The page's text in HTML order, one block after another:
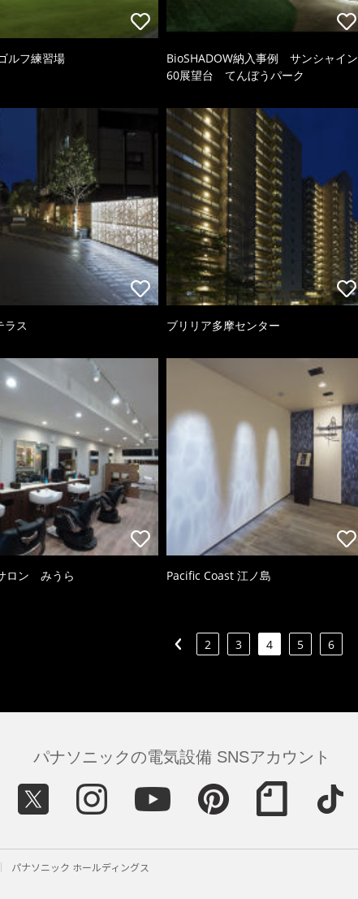
ルフ練習場
BioSHADOW納入事例 サンシャイン
60展望台 てんぼうパーク
ラス ブリリア多摩センター
ロン みうら Pacific Coast 江ノ島
2 3 4 5 6
パナソニックの電気設備 SNSアカウント
パナソニック ホールディングス